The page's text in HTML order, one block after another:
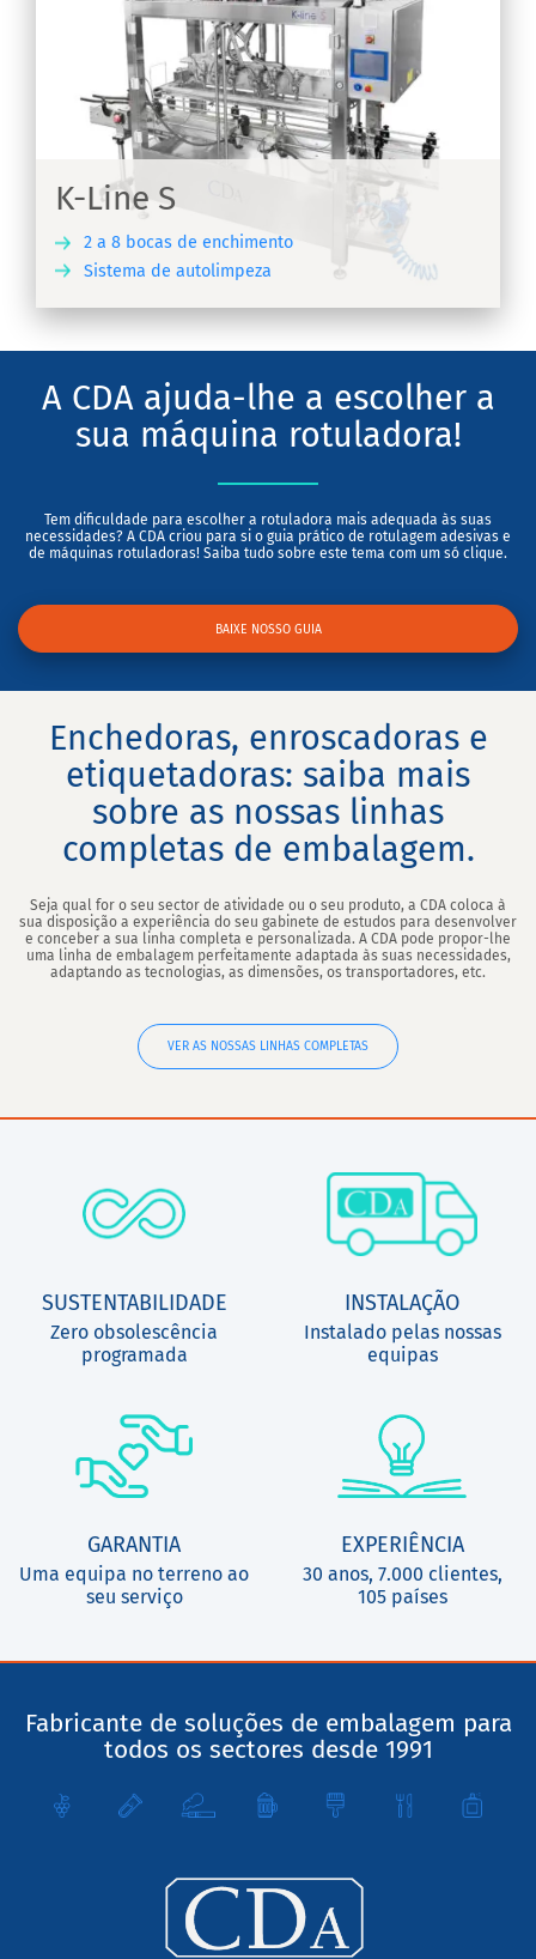
K-Line S
2 a 8 bocas de enchimento
Sistema de autolimpeza
A CDA ajuda-lhe a escolher a
sua máquina rotuladora!
Tem dificuldade para escolher a rotuladora mais adequada às suas
necessidades? A CDA criou para si o guia prático de rotulagem adesivas e
de máquinas rotuladoras! Saiba tudo sobre este tema com um só clique.
BAIXE NOSSO GUIA
Enchedoras, enroscadoras e
etiquetadoras: saiba mais
sobre as nossas linhas
completas de embalagem.
Seja qual for o seu sector de atividade ou o seu produto, a CDA coloca à
sua disposição a experiência do seu gabinete de estudos para desenvolver
e conceber a sua linha completa e personalizada. A CDA pode propor-lhe
uma linha de embalagem perfeitamente adaptada às suas necessidades,
adaptando as tecnologias, as dimensões, os transportadores, etc.
VER AS NOSSAS LINHAS COMPLETAS
SUSTENTABILIDADE
Zero obsolescência
programada
INSTALAÇÃO
Instalado pelas nossas
equipas
GARANTIA
Uma equipa no terreno ao
seu serviço
EXPERIÊNCIA
30 anos, 7.000 clientes,
105 países
Fabricante de soluções de embalagem para
todos os sectores desde 1991